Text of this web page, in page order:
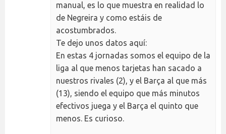
manual, es lo que muestra en realidad lo
de Negreira y como estáis de
acostumbrados.
Te dejo unos datos aquí:
En estas 4 jornadas somos el equipo de la
liga al que menos tarjetas han sacado a
nuestros rivales (2), y el Barça al que más
(13), siendo el equipo que más minutos
efectivos juega y el Barça el quinto que
menos. Es curioso.